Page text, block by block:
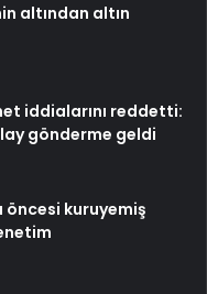
altından altın
iddialarını reddetti:
gönderme geldi
öncesi kuruyemiş